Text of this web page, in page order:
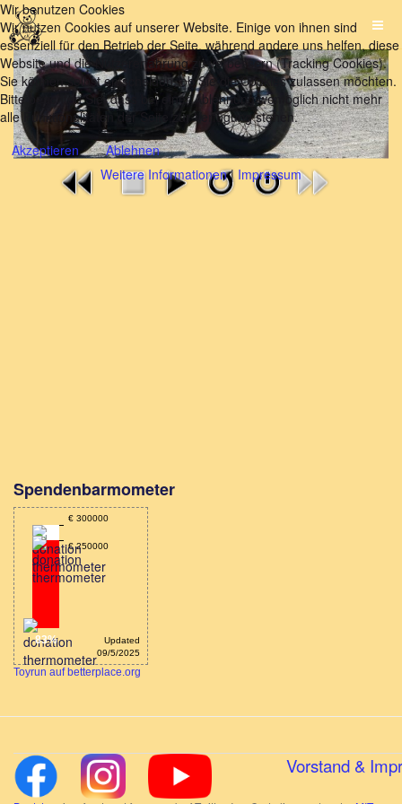
Spendenbarmometer
€ 300000
€ 250000
83%
Updated
09/5/2025
Toyrun auf betterplace.org
Vorstand &
Wir benutzen Cookies
Wir nutzen Cookies auf unserer Website. Einige von ihnen sind
essenziell für den Betrieb der Seite, während andere uns helfen, diese
Website und die Nutzererfahrung zu verbessern (Tracking Cookies).
Sie können selbst entscheiden, ob Sie die Cookies zulassen möchten.
Bitte beachten Sie, dass bei einer Ablehnung womöglich nicht mehr
alle Funktionalitäten der Seite zur Verfügung stehen.
Akzeptieren
Ablehnen
Weitere Informationen| Impressum